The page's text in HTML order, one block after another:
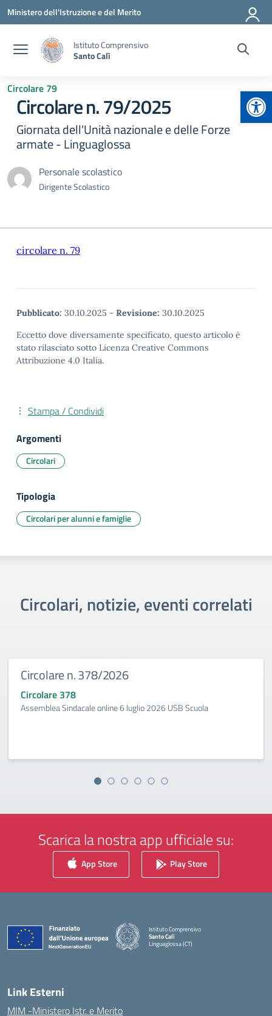
Vai ai contenuti
Vai al menu di navigazione
Vai al footer
Ministero dell'Istruzione e del Merito
Istituto Comprensivo
Santo Calì
Circolare 79
Circolare n. 79/2025
Giornata dell'Unità nazionale e delle Forze
armate - Linguaglossa
Personale scolastico
Dirigente Scolastico
circolare n. 79
Pubblicato: 30.10.2025 - Revisione: 30.10.2025
Eccetto dove diversamente specificato, questo articolo è
stato rilasciato sotto Licenza Creative Commons
Attribuzione 4.0 Italia.
Stampa / Condividi
Argomenti
Circolari
Tipologia
Circolari per alunni e famiglie
Circolari, notizie, eventi correlati
Circolare n. 378/2026
Circolare 378
Assemblea Sindacale online 6 luglio 2026 USB Scuola
Scarica la nostra app ufficiale su:
App Store Play Store
Istituto Comprensivo
Santo Calì
Linguaglossa (CT)
— Visita la pagina iniziale della scuola
Link Esterni
MIM -Ministero Istr. e Merito